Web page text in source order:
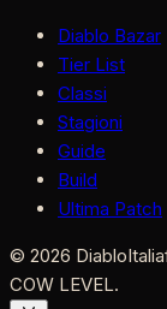
Diablo Bazar
Tier List
Classi
Stagioni
Guide
Build
Ultima Patch
© 2026
COW LEVEL.